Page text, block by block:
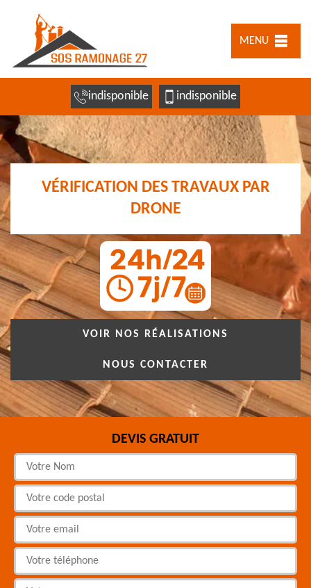
MENU
indisponible indisponible
VÉRIFICATION DES TRAVAUX PAR
DRONE
VOIR NOS RÉALISATIONS
NOUS CONTACTER
DEVIS GRATUIT